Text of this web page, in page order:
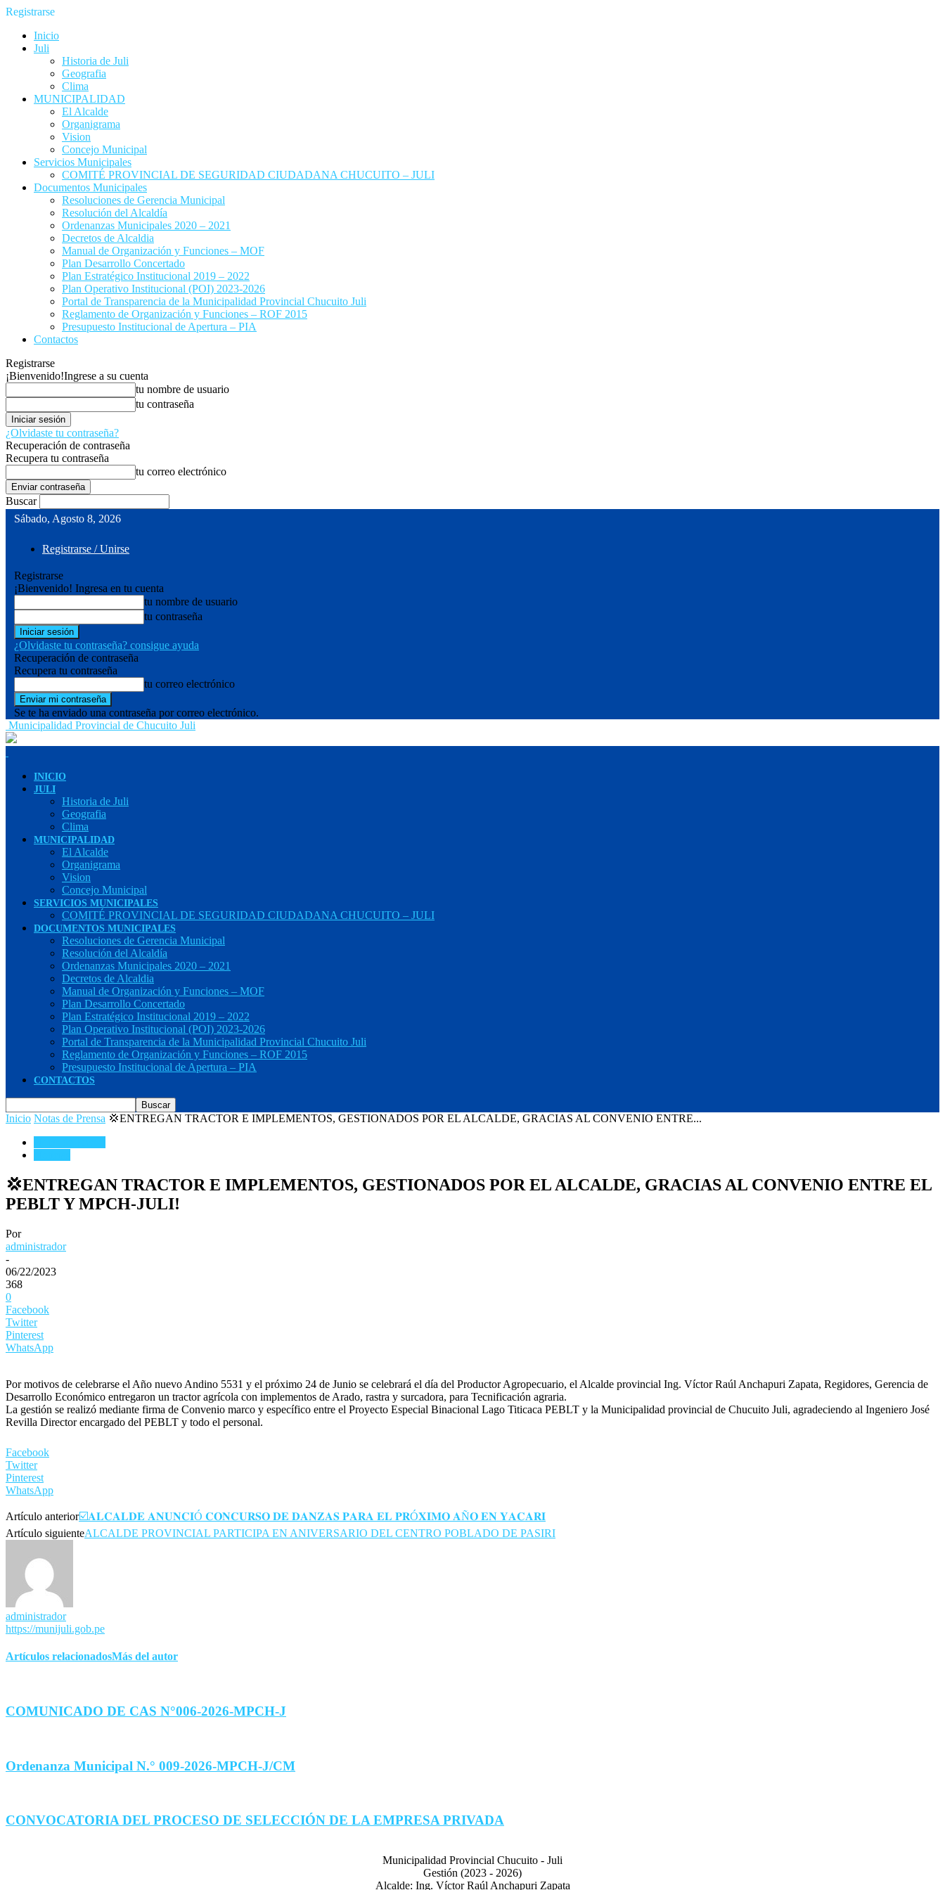
Registrarse
Inicio
Juli
Historia de Juli
Geografia
Clima
MUNICIPALIDAD
El Alcalde
Organigrama
Vision
Concejo Municipal
Servicios Municipales
COMITÉ PROVINCIAL DE SEGURIDAD CIUDADANA CHUCUITO – JULI
Documentos Municipales
Resoluciones de Gerencia Municipal
Resolución del Alcaldía
Ordenanzas Municipales 2020 – 2021
Decretos de Alcaldia
Manual de Organización y Funciones – MOF
Plan Desarrollo Concertado
Plan Estratégico Institucional 2019 – 2022
Plan Operativo Institucional (POI) 2023-2026
Portal de Transparencia de la Municipalidad Provincial Chucuito Juli
Reglamento de Organización y Funciones – ROF 2015
Presupuesto Institucional de Apertura – PIA
Contactos
Registrarse
¡Bienvenido!Ingrese a su cuenta
tu nombre de usuario
tu contraseña
¿Olvidaste tu contraseña?
Recuperación de contraseña
Recupera tu contraseña
tu correo electrónico
Buscar
Sábado, Agosto 8, 2026
Registrarse / Unirse
Registrarse
¡Bienvenido! Ingresa en tu cuenta
tu nombre de usuario
tu contraseña
¿Olvidaste tu contraseña? consigue ayuda
Recuperación de contraseña
Recupera tu contraseña
tu correo electrónico
Se te ha enviado una contraseña por correo electrónico.
Municipalidad Provincial de Chucuito Juli
INICIO
JULI
Historia de Juli
Geografia
Clima
MUNICIPALIDAD
El Alcalde
Organigrama
Vision
Concejo Municipal
SERVICIOS MUNICIPALES
COMITÉ PROVINCIAL DE SEGURIDAD CIUDADANA CHUCUITO – JULI
DOCUMENTOS MUNICIPALES
Resoluciones de Gerencia Municipal
Resolución del Alcaldía
Ordenanzas Municipales 2020 – 2021
Decretos de Alcaldia
Manual de Organización y Funciones – MOF
Plan Desarrollo Concertado
Plan Estratégico Institucional 2019 – 2022
Plan Operativo Institucional (POI) 2023-2026
Portal de Transparencia de la Municipalidad Provincial Chucuito Juli
Reglamento de Organización y Funciones – ROF 2015
Presupuesto Institucional de Apertura – PIA
CONTACTOS
Inicio Notas de Prensa 💢ENTREGAN TRACTOR E IMPLEMENTOS, GESTIONADOS POR EL ALCALDE, GRACIAS AL CONVENIO ENTRE...
💢ENTREGAN TRACTOR E IMPLEMENTOS, GESTIONADOS POR EL ALCALDE, GRACIAS AL CONVENIO ENTRE EL
PEBLT Y MPCH-JULI!
Por
administrador
-
06/22/2023
368
0
Facebook
Twitter
Pinterest
WhatsApp
Por motivos de celebrarse el Año nuevo Andino 5531 y el próximo 24 de Junio se celebrará el día del Productor Agropecuario, el Alcalde provincial Ing. Víctor Raúl Anchapuri Zapata, Regidores, Gerencia de
Desarrollo Económico entregaron un tractor agrícola con implementos de Arado, rastra y surcadora, para Tecnificación agraria.
La gestión se realizó mediante firma de Convenio marco y específico entre el Proyecto Especial Binacional Lago Titicaca PEBLT y la Municipalidad provincial de Chucuito Juli, agradeciendo al Ingeniero José
Revilla Director encargado del PEBLT y todo el personal.
Facebook
Twitter
Pinterest
WhatsApp
Artículo anterior☑️𝐀𝐋𝐂𝐀𝐋𝐃𝐄 𝐀𝐍𝐔𝐍𝐂𝐈Ó 𝐂𝐎𝐍𝐂𝐔𝐑𝐒𝐎 𝐃𝐄 𝐃𝐀𝐍𝐙𝐀𝐒 𝐏𝐀𝐑𝐀 𝐄𝐋 𝐏𝐑Ó𝐗𝐈𝐌𝐎 𝐀Ñ𝐎 𝐄𝐍 𝐘𝐀𝐂𝐀𝐑𝐈
Artículo siguienteALCALDE PROVINCIAL PARTICIPA EN ANIVERSARIO DEL CENTRO POBLADO DE PASIRI
administrador
https://munijuli.gob.pe
Artículos relacionadosMás del autor
COMUNICADO DE CAS N°006-2026-MPCH-J
Ordenanza Municipal N.° 009-2026-MPCH-J/CM
CONVOCATORIA DEL PROCESO DE SELECCIÓN DE LA EMPRESA PRIVADA
Municipalidad Provincial Chucuito - Juli
Gestión (2023 - 2026)
Alcalde: Ing. Víctor Raúl Anchapuri Zapata